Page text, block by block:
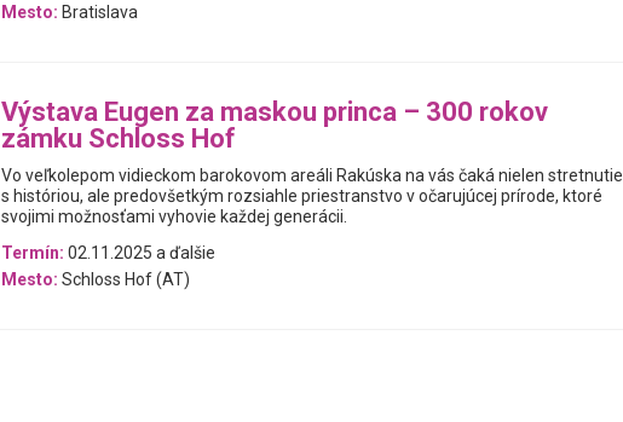
Mesto: Bratislava
Výstava Eugen za maskou princa – 300 rokov
zámku Schloss Hof
Vo veľkolepom vidieckom barokovom areáli Rakúska na vás čaká nielen stretnutie
s históriou, ale predovšetkým rozsiahle priestranstvo v očarujúcej prírode, ktoré
svojimi možnosťami vyhovie každej generácii.
Termín: 02.11.2025 a ďalšie
Mesto: Schloss Hof (AT)